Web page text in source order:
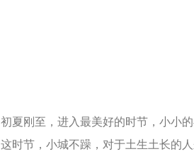
初夏刚至，进入最美好的时节，小小的
这时节，小城不躁，对于土生土长的